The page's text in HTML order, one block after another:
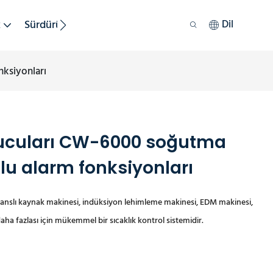
Sürdürülebilirlik Dil
CW-6000 soğutma
alarm fonksiyonları
kaynak makinesi, indüksiyon lehimleme makinesi, EDM makinesi,
fazlası için mükemmel bir sıcaklık kontrol sistemidir.